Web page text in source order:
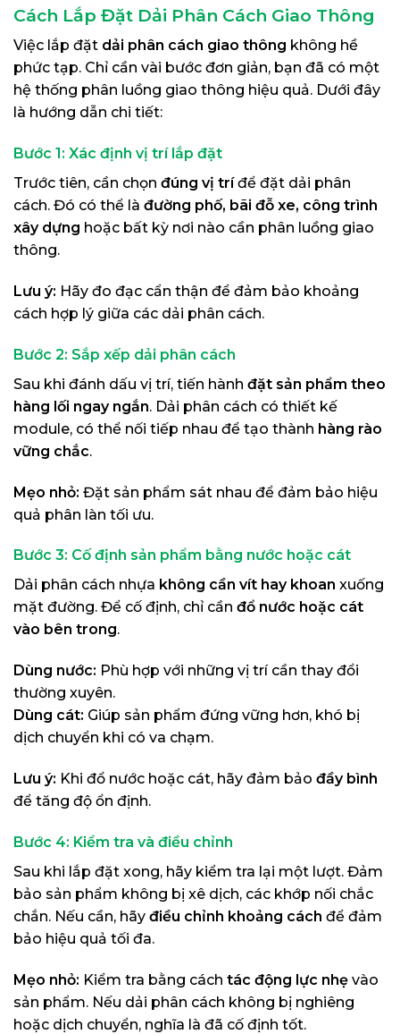
Cách Lắp Đặt Dải Phân Cách Giao Thông
Việc lắp đặt dải phân cách giao thông không hề
phức tạp. Chỉ cần vài bước đơn giản, bạn đã có một
hệ thống phân luồng giao thông hiệu quả. Dưới đây
là hướng dẫn chi tiết:
Bước 1: Xác định vị trí lắp đặt
Trước tiên, cần chọn đúng vị tríđể đặt dải phân
cách. Đó có thể là đường phố, bãi đỗ xe, công trình
xây dựng hoặc bất kỳ nơi nào cần phân luồng giao
thông.
Lưu ý: Hãy đo đạc cẩn thận để đảm bảo khoảng
cách hợp lý giữa các dải phân cách.
Bước 2: Sắp xếp dải phân cách
Sau khi đánh dấu vị trí, tiến hành đặt sản phẩm theo
hàng lối ngay ngắn. Dải phân cách có thiết kế
module, có thể nối tiếp nhau để tạo thành hàng rào
vững chắc.
Mẹo nhỏ: Đặt sản phẩm sát nhau để đảm bảo hiệu
quả phân làn tối ưu.
Bước 3: Cố định sản phẩm bằng nước hoặc cát
Dải phân cách nhựa không cần vít hay khoan xuống
mặt đường. Để cố định, chỉ cần đổ nước hoặc cát
vào bên trong.
Dùng nước: Phù hợp với những vị trí cần thay đổi
thường xuyên.
Dùng cát: Giúp sản phẩm đứng vững hơn, khó bị
dịch chuyển khi có va chạm.
Lưu ý: Khi đổ nước hoặc cát, hãy đảm bảo đầy bình
để tăng độ ổn định.
Bước 4: Kiểm tra và điều chỉnh
Sau khi lắp đặt xong, hãy kiểm tra lại một lượt. Đảm
bảo sản phẩm không bị xê dịch, các khớp nối chắc
chắn. Nếu cần, hãy điều chỉnh khoảng cách để đảm
bảo hiệu quả tối đa.
Mẹo nhỏ: Kiểm tra bằng cách tác động lực nhẹ vào
sản phẩm. Nếu dải phân cách không bị nghiêng
hoặc dịch chuyển, nghĩa là đã cố định tốt.